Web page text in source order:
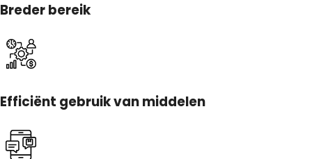
Breder bereik
Efficiënt gebruik van middelen